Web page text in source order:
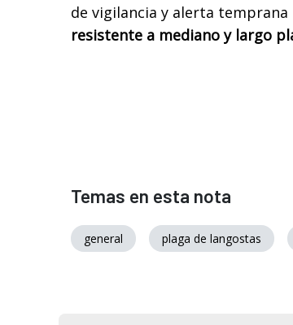
de vigilancia y alerta temprana
resistente a mediano y largo
Temas en esta nota
general plaga de langostas